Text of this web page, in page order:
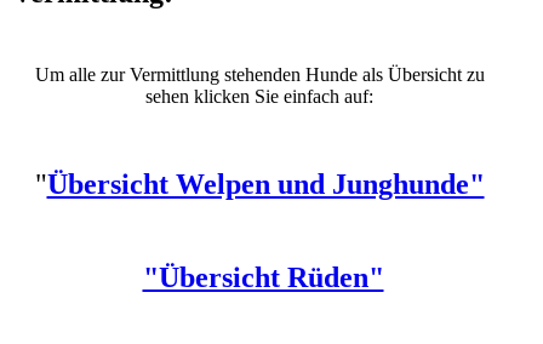
Um alle zur Vermittlung stehenden Hunde als Übersicht zu
sehen klicken Sie einfach auf:
"Übersicht Welpen und Junghunde"
"Übersicht Rüden"